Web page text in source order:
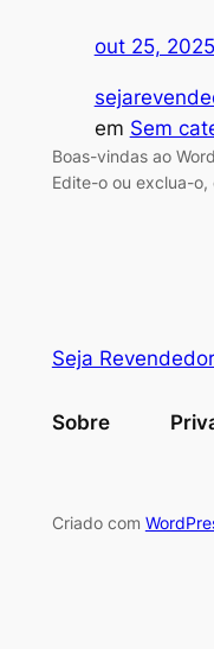
out 25, 2025
em Sem
Boas-vindas ao
Edite-o ou exclua-
Seja
Sobre
Criado com